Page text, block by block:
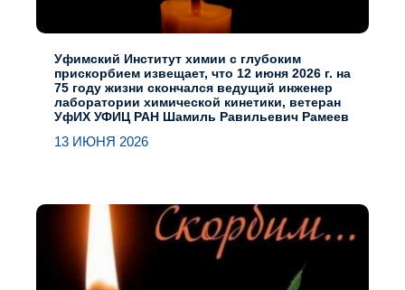
Уфимский Институт химии с глубоким
прискорбием извещает, что 12 июня 2026 г. на
75 году жизни скончался ведущий инженер
лаборатории химической кинетики, ветеран
УфИХ УФИЦ РАН Шамиль Равильевич Рамеев
13 ИЮНЯ 2026